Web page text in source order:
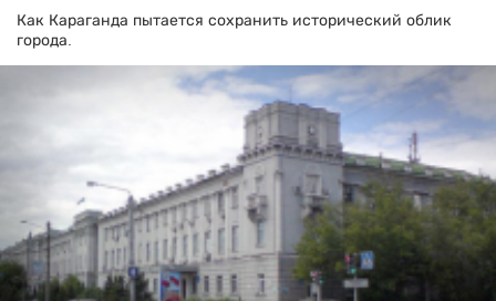
Как Караганда пытается сохранить исторический облик
города.